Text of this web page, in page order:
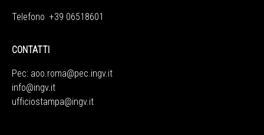
Telefono +39 06518601
CONTATTI
Pec: aoo.roma@pec.ingv.it
info@ingv.it
ufficiostampa@ingv.it